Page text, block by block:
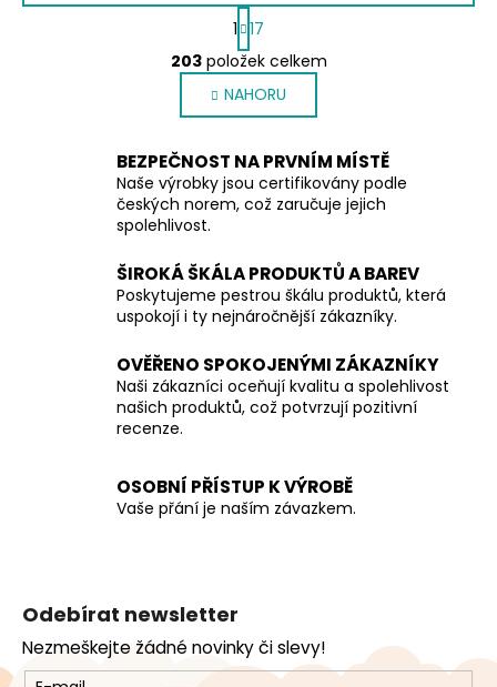
O
v
l
á
d
a
c
r
v
k
v
ý
p
u
S
t
r
á
n
k
v
á
n
1 17
203položek celkem
NAHORU
BEZPEČNOST NA PRVNÍM MÍSTĚ
Naše výrobky jsou certifikovány podle
českých norem, což zaručuje jejich
spolehlivost.
ŠIROKÁ ŠKÁLA PRODUKTŮ A BAREV
Poskytujeme pestrou škálu produktů, která
uspokojí i ty nejnáročnější zákazníky.
OVĚŘENO SPOKOJENÝMI ZÁKAZNÍKY
Naši zákazníci oceňují kvalitu a spolehlivost
našich produktů, což potvrzují pozitivní
recenze.
OSOBNÍ PŘÍSTUP K VÝROBĚ
Vaše přání je naším závazkem.
a
Odebírat newsletter
Nezmeškejte žádné novinky či slevy!